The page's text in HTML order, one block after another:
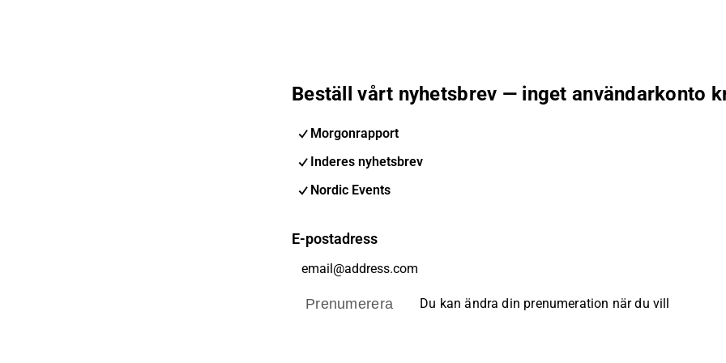
Beställ vårt nyhetsbrev — inget användarkonto
Morgonrapport
Inderes nyhetsbrev
Nordic Events
E-postadress
Prenumerera Du kan ändra din prenumeration när du vill